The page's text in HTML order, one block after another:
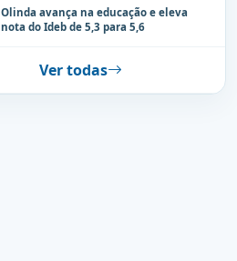
Olinda avança na educação e eleva
nota do Ideb de 5,3 para 5,6
Ver todas